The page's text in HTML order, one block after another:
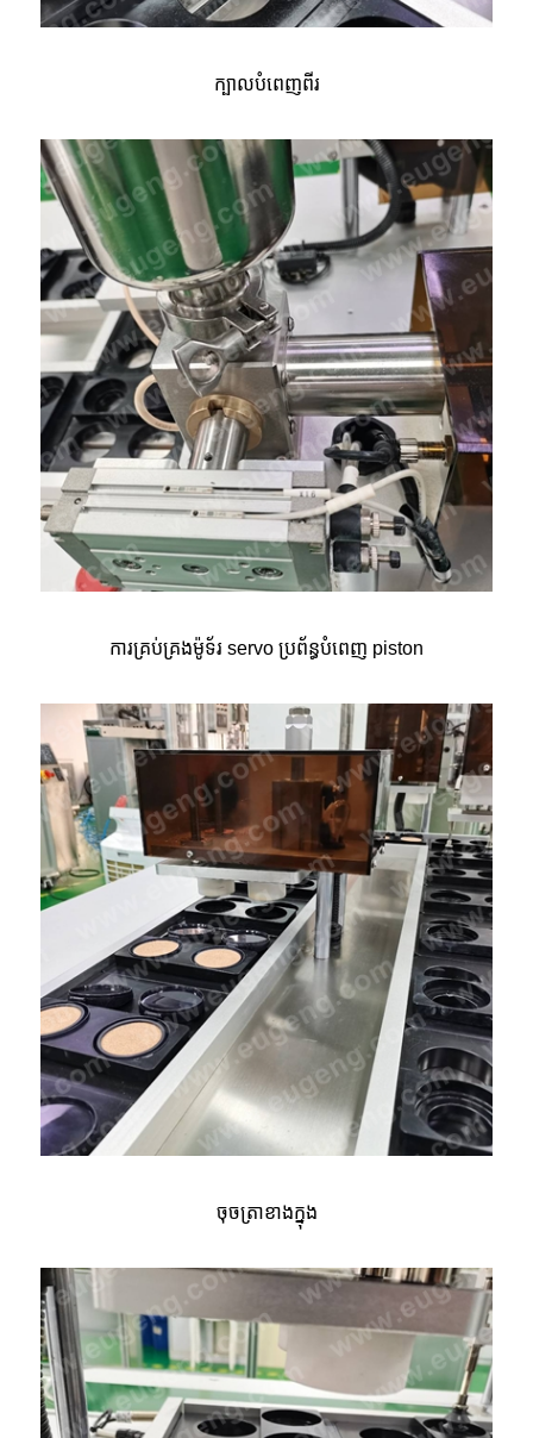
ក្បាលបំពេញពីរ
ការគ្រប់គ្រងម៉ូទ័រ servo ប្រព័ន្ធបំពេញ piston
ចុចត្រាខាងក្នុង